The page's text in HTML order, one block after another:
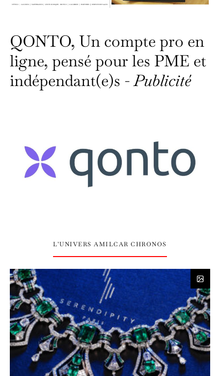
QONTO, Un compte pro en
ligne, pensé pour les PME et
indépendant(e)s -Publicité
L’UNIVERS AMILCAR CHRONOS